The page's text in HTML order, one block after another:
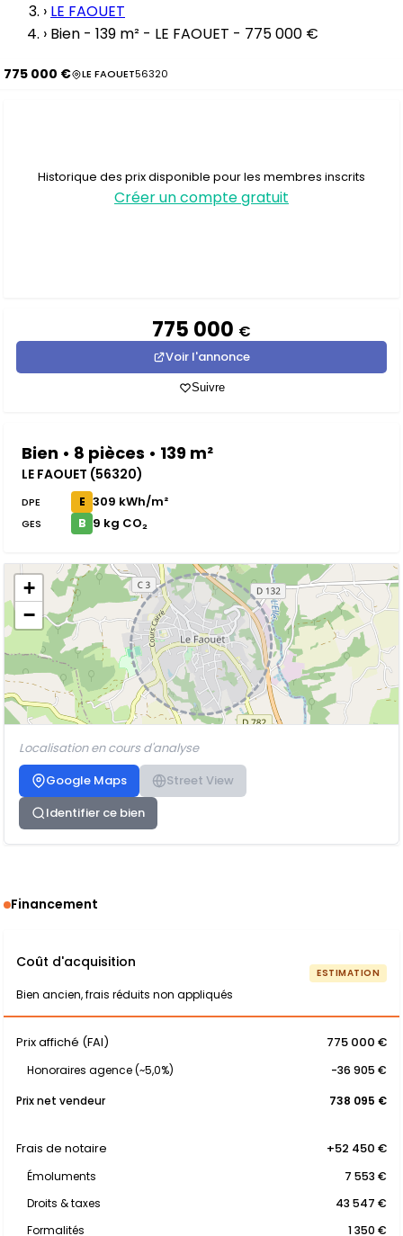
› LE FAOUET
› Bien - 139 m² - LE FAOUET - 775 000 €
775 000 € LE FAOUET56320
Historique des prix disponible pour les membres inscrits
Créer un compte gratuit
775 000 €
Voir l'annonce
Suivre
Bien • 8 pièces • 139 m²
LE FAOUET (56320)
DPE E 309 kWh/m²
GES B 9 kg CO₂
+
−
Localisation en cours d'analyse
Google Maps
Street View
Identifier ce bien
Financement
Coût d'acquisition
Bien ancien, frais réduits non appliqués
ESTIMATION
Prix affiché (FAI) 775 000 €
Honoraires agence (~5,0%)
-36 905 €
Prix net vendeur
738 095 €
Frais de notaire +52 450 €
Émoluments
7 553 €
Droits & taxes
43 547 €
Formalités
1 350 €